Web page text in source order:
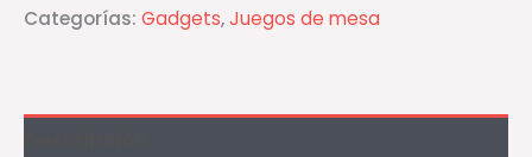
Categorías: Gadgets,Juegos de mesa